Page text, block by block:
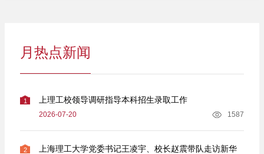
月热点新闻
1 上理工校领导调研指导本科招生录取工作
2026-07-20 1587
2
上海理工大学党委书记王凌宇、校长赵震带队走访新华